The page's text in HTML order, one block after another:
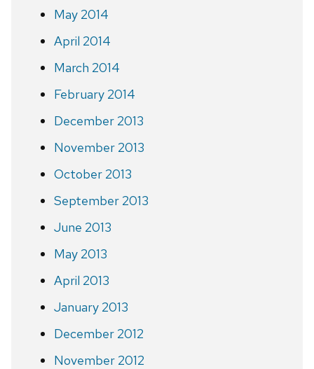
May 2014
April 2014
March 2014
February 2014
December 2013
November 2013
October 2013
September 2013
June 2013
May 2013
April 2013
January 2013
December 2012
November 2012